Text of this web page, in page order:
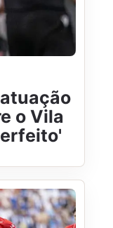
o Vila